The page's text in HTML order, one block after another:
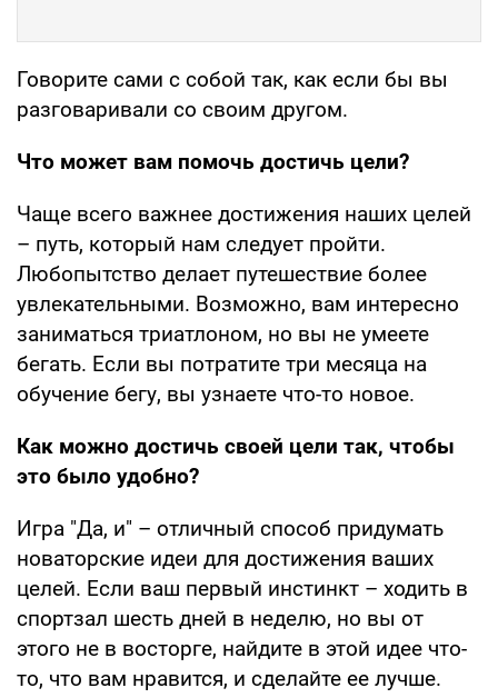
Говорите сами с собой так, как если бы вы
разговаривали со своим другом.
Что может вам помочь достичь цели?
Чаще всего важнее достижения наших целей
– путь, который нам следует пройти.
Любопытство делает путешествие более
увлекательными. Возможно, вам интересно
заниматься триатлоном, но вы не умеете
бегать. Если вы потратите три месяца на
обучение бегу, вы узнаете что-то новое.
Как можно достичь своей цели так, чтобы
это было удобно?
Игра "Да, и" – отличный способ придумать
новаторские идеи для достижения ваших
целей. Если ваш первый инстинкт – ходить в
спортзал шесть дней в неделю, но вы от
этого не в восторге, найдите в этой идее что-
то, что вам нравится, и сделайте ее лучше.